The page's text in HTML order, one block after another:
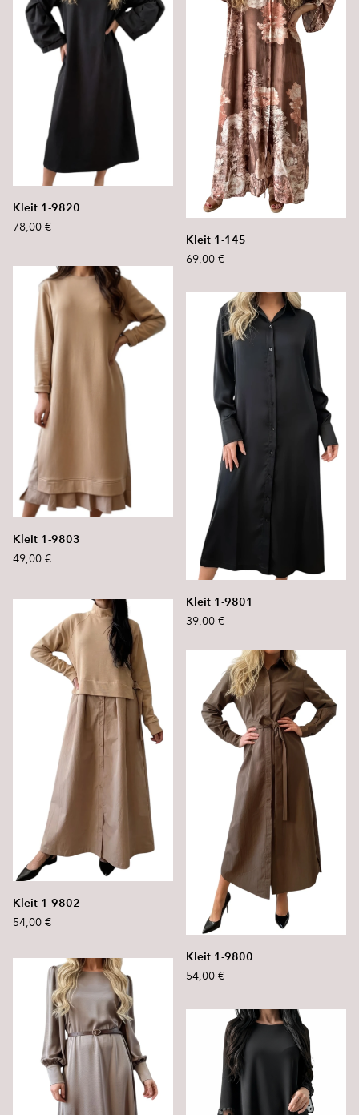
Kleit 1-145
69,00 €
Kleit 1-9820
78,00 €
Kleit 1-9803
49,00 €
Kleit 1-9801
39,00 €
Kleit 1-9802
54,00 €
Kleit 1-9800
54,00 €